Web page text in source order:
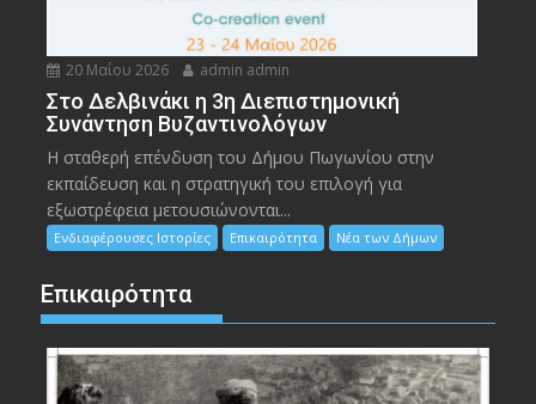
20 Μαΐου 2026 admin admin
Στο Δελβινάκι η 3η Διεπιστημονική
Συνάντηση Βυζαντινολόγων
Η σταθερή επένδυση του Δήμου Πωγωνίου στην
εκπαίδευση και η στρατηγική του επιλογή για
εξωστρέφεια μετουσιώνονται...
Ενδιαφέρουσες Ιστορίες Επικαιρότητα Νέα των Δήμων
Επικαιρότητα